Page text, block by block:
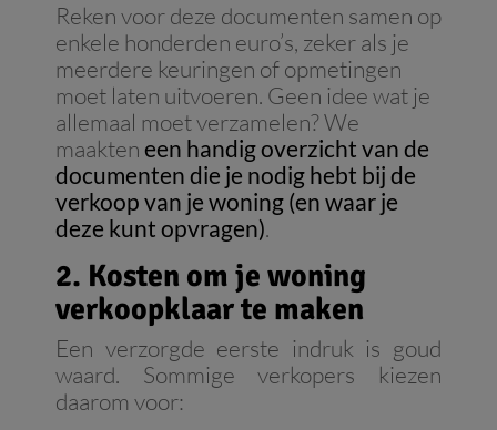
Reken voor deze documenten samen op
enkele honderden euro’s, zeker als je
meerdere keuringen of opmetingen
moet laten uitvoeren. Geen idee wat je
allemaal moet verzamelen? We
maakten een handig overzicht van de
documenten die je nodig hebt bij de
verkoop van je woning (en waar je
deze kunt opvragen).
2. Kosten om je woning
verkoopklaar te maken
Een verzorgde eerste indruk is goud
waard. Sommige verkopers kiezen
daarom voor: